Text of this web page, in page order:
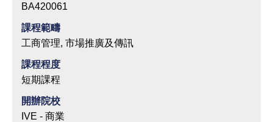
BA420061
課程範疇
工商管理, 市場推廣及傳訊
課程程度
短期課程
開辦院校
IVE - 商業